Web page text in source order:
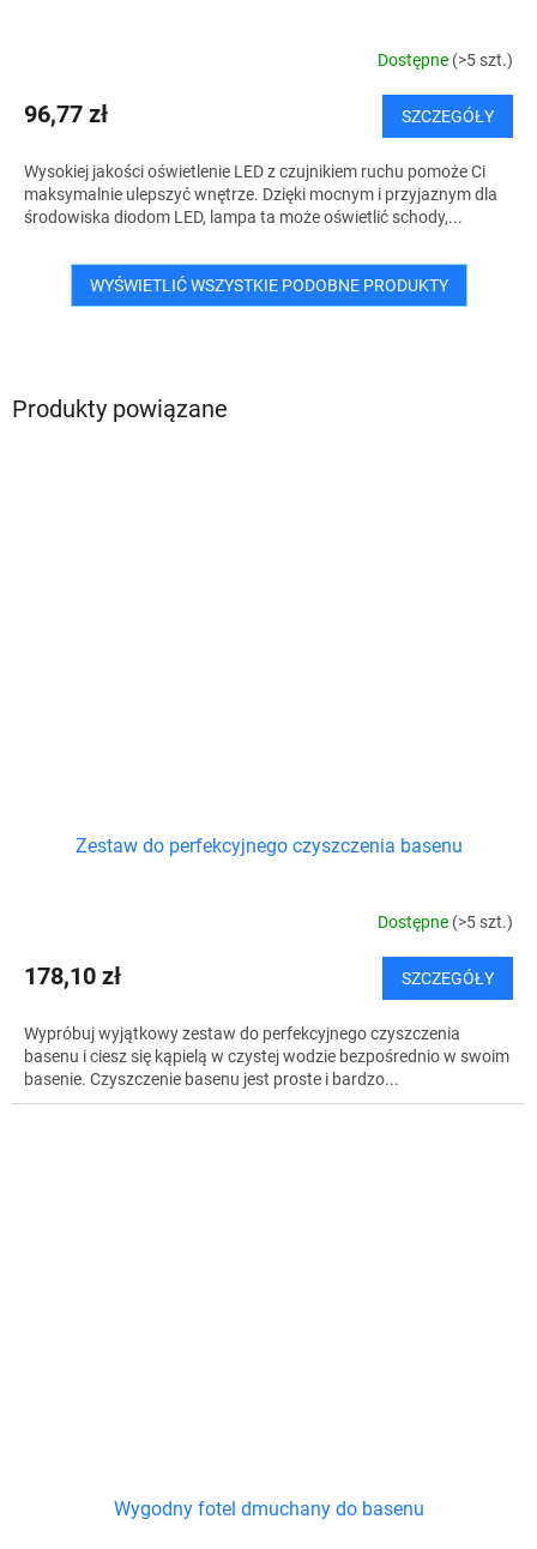
Produkty powiązane
Zestaw do perfekcyjnego czyszczenia basenu
Dostępne (>5 szt.)
178,10 zł SZCZEGÓŁY
Wypróbuj wyjątkowy zestaw do perfekcyjnego czyszczenia
basenu i ciesz się kąpielą w czystej wodzie bezpośrednio w swoim
basenie. Czyszczenie basenu jest proste i bardzo...
Wygodny fotel dmuchany do basenu
Dostępne (>5 szt.)
96,77 zł SZCZEGÓŁY
Wysokiej jakości oświetlenie LED z czujnikiem ruchu pomoże Ci
maksymalnie ulepszyć wnętrze. Dzięki mocnym i przyjaznym dla
środowiska diodom LED, lampa ta może oświetlić schody,...
WYŚWIETLIĆ WSZYSTKIE PODOBNE PRODUKTY